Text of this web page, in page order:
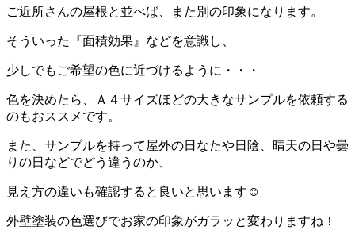
ご近所さんの屋根と並べば、また別の印象になります。
そういった『面積効果』などを意識し、
少しでもご希望の色に近づけるように・・・
色を決めたら、Ａ４サイズほどの大きなサンプルを依頼する
のもおススメです。
また、サンプルを持って屋外の日なたや日陰、晴天の日や曇
りの日などでどう違うのか、
見え方の違いも確認すると良いと思います☺
外壁塗装の色選びでお家の印象がガラッと変わりますね！